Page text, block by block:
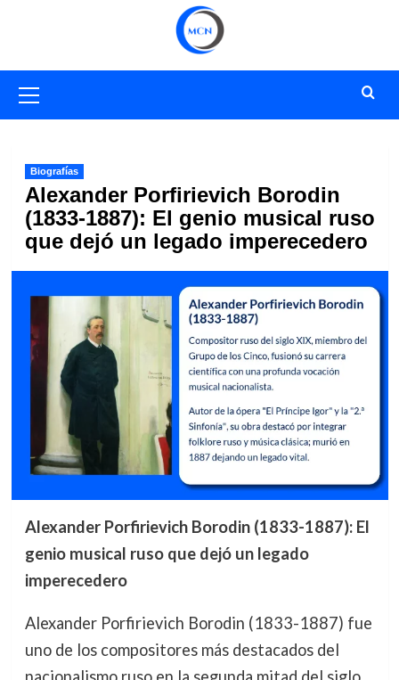
primario
Biografías
Alexander Porfirievich Borodin
(1833-1887): El genio musical ruso
que dejó un legado imperecedero
Alexander Porfirievich Borodin (1833-1887): El
genio musical ruso que dejó un legado
imperecedero
Alexander Porfirievich Borodin (1833-1887) fue
uno de los compositores más destacados del